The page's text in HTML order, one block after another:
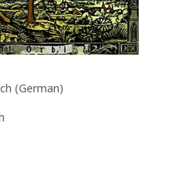
(German)